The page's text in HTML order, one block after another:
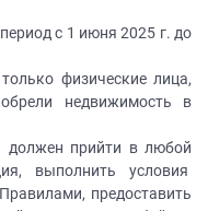
с 1 июня 2025 г. до
физические лица,
недвижимость в
прийти в любой
выполнить условия
предоставить